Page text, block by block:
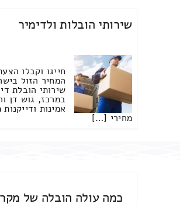
שירותי הובלות ולדימיר
חייגו וקבלו
המחיר הזול
שירותי הובלת
במרכז, גוש דן
אמינות
מחירי […]
כמה עולה הובלה של